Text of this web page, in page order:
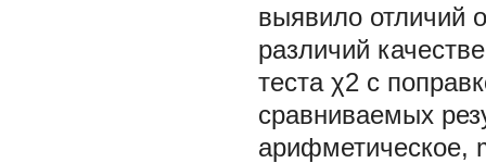
выявило отличий
различий
теста χ2 с
сравниваемых
арифметическое,